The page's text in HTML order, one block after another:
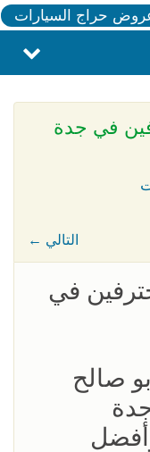
حراج السيارات
في جدة
← التالي
في
صالح